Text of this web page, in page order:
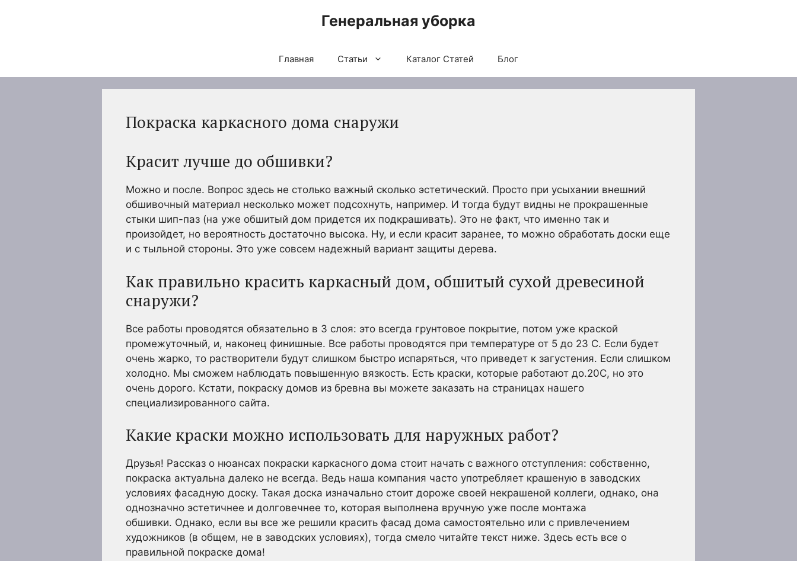
Генеральная уборка
Главная Статьи Каталог Статей Блог
Покраска каркасного дома снаружи
Красит лучше до обшивки?
Можно и после. Вопрос здесь не столько важный сколько эстетический. Просто при усыхании внешний
обшивочный материал несколько может подсохнуть, например. И тогда будут видны не прокрашенные
стыки шип-паз (на уже обшитый дом придется их подкрашивать). Это не факт, что именно так и
произойдет, но вероятность достаточно высока. Ну, и если красит заранее, то можно обработать доски еще
и с тыльной стороны. Это уже совсем надежный вариант защиты дерева.
Как правильно красить каркасный дом, обшитый сухой древесиной
снаружи?
Все работы проводятся обязательно в 3 слоя: это всегда грунтовое покрытие, потом уже краской
промежуточный, и, наконец финишные. Все работы проводятся при температуре от 5 до 23 С. Если будет
очень жарко, то растворители будут слишком быстро испаряться, что приведет к загустения. Если слишком
холодно. Мы сможем наблюдать повышенную вязкость. Есть краски, которые работают до.20С, но это
очень дорого. Кстати, покраску домов из бревна вы можете заказать на страницах нашего
специализированного сайта.
Какие краски можно использовать для наружных работ?
Друзья! Рассказ о нюансах покраски каркасного дома стоит начать с важного отступления: собственно,
покраска актуальна далеко не всегда. Ведь наша компания часто употребляет крашеную в заводских
условиях фасадную доску. Такая доска изначально стоит дороже своей некрашеной коллеги, однако, она
однозначно эстетичнее и долговечнее то, которая выполнена вручную уже после монтажа
обшивки. Однако, если вы все же решили красить фасад дома самостоятельно или с привлечением
художников (в общем, не в заводских условиях), тогда смело читайте текст ниже. Здесь есть все о
правильной покраске дома!